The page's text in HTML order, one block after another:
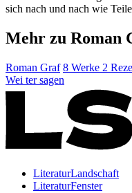
sich nach und nach wie
Mehr zu Roman
Roman Graf 8 Werke 2
Wei ter sagen
LiteraturLandschaft
LiteraturFenster